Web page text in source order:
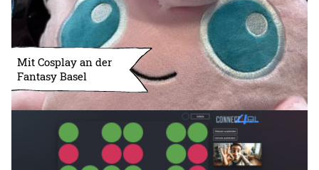
Mit Cosplay an der
Fantasy Basel